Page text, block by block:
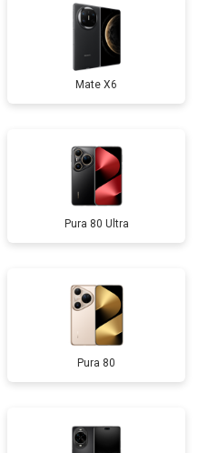
Mate X6
Pura 80 Ultra
Pura 80